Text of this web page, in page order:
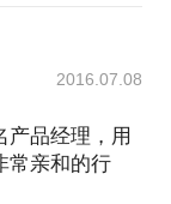
2016.07.08
产品经理，用
常亲和的行